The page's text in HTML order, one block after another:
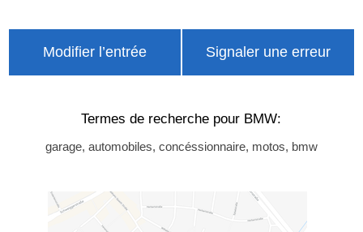
Modifier l’entrée Signaler une erreur
Termes de recherche pour BMW:
garage, automobiles, concéssionnaire, motos, bmw